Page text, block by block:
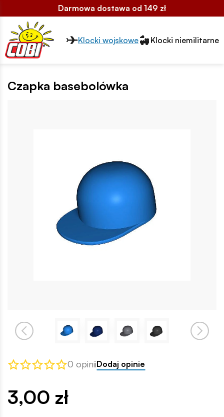
Darmowa dostawa od 149 zł
Przełącznik segmentów2
Klocki wojskowe Klocki niemilitarne
Czapka basebolówka
0 opiniiDodaj opinie
3,00 zł